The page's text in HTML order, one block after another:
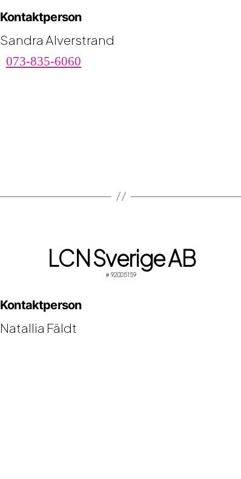
Kontaktperson
Sandra Alverstrand
073-835-6060
LCN Sverige AB
# 92005159
Kontaktperson
Natallia Fäldt